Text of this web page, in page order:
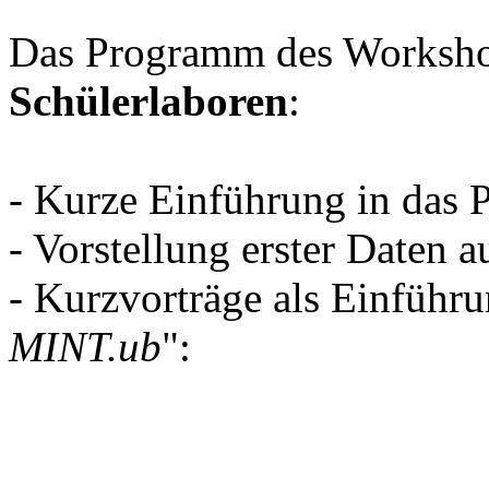
Das Programm des
Schülerlaboren:
- Kurze Einführung in das
- Vorstellung erster Daten
- Kurzvorträge als
MINT.ub":